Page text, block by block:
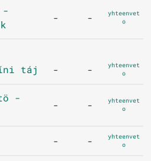
-
- -
yhteenvet
o
táj - -
yhteenvet
o
-
- -
yhteenvet
o
- -
yhteenvet
o